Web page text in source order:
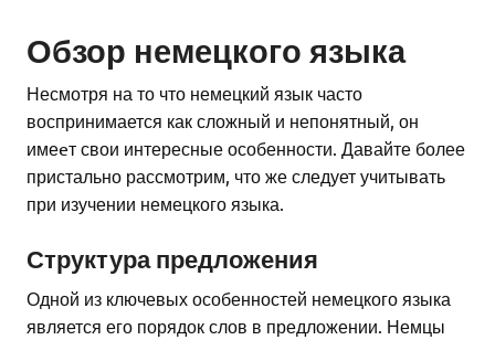
Обзор немецкого языка
Несмотря на то что немецкий язык часто
воспринимается как сложный и непонятный, он
имеeт свои интересные особенности. Давайте более
пристально рассмотрим, что же следует учитывать
при изучении немецкого языка.
Структура предложения
Одной из ключевых особенностей немецкого языка
является его порядок слов в предложении. Немцы